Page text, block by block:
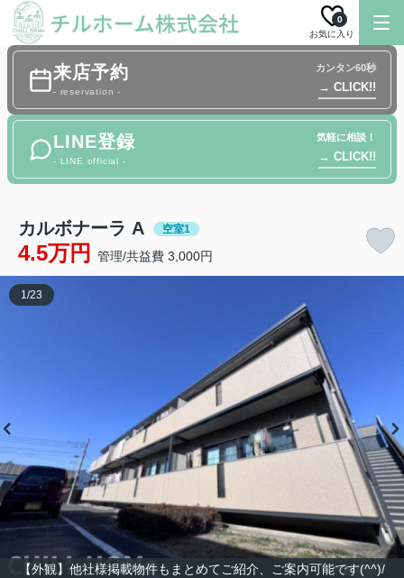
お気に入り
0
来店予約
- reservation -
カンタン60秒
→ CLICK!!
LINE登録
- LINE official -
気軽に相談！
→ CLICK!!
カルボナーラ A 空室1
4.5万円 管理/共益費 3,000円
【外観】他社様掲載物件もまとめてご紹介、ご案内可能です(^^)/
1/23